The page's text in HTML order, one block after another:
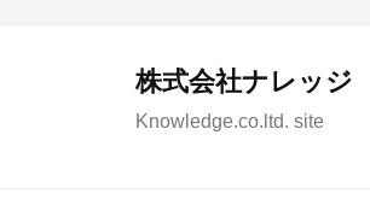
株式会社ナレッジ
Knowledge.co.ltd. site